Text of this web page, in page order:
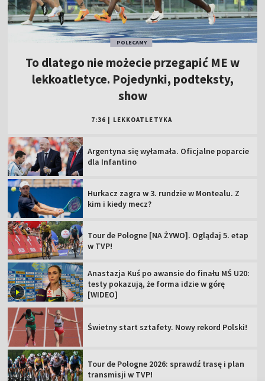
POLECAMY
To dlatego nie możecie przegapić ME w
lekkoatletyce. Pojedynki, podteksty,
show
7:36 LEKKOATLETYKA
Argentyna się wyłamała. Oficjalne poparcie
dla Infantino
Hurkacz zagra w 3. rundzie w Montealu. Z
kim i kiedy mecz?
Tour de Pologne [NA ŻYWO]. Oglądaj 5. etap
w TVP!
Anastazja Kuś po awansie do finału MŚ U20:
testy pokazują, że forma idzie w górę
[WIDEO]
Świetny start sztafety. Nowy rekord Polski!
Tour de Pologne 2026: sprawdź trasę i plan
transmisji w TVP!